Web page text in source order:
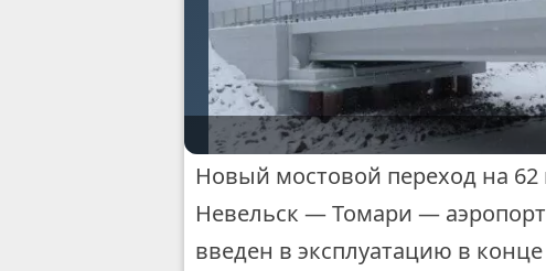
Новый мостовой переход на
Невельск — Томари —
введен в эксплуатацию в